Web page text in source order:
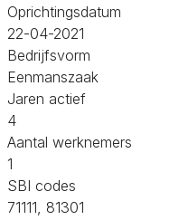
Oprichtingsdatum
22-04-2021
Bedrijfsvorm
Eenmanszaak
Jaren actief
4
Aantal werknemers
1
SBI codes
71111, 81301